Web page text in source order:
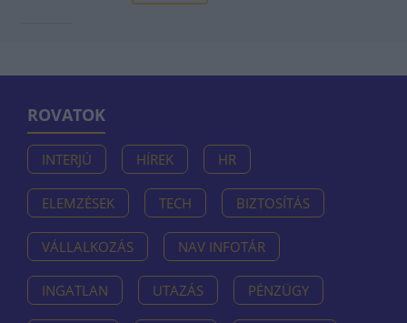
ROVATOK
INTERJÚ HÍREK HR
ELEMZÉSEK TECH BIZTOSÍTÁS
VÁLLALKOZÁS NAV INFOTÁR
INGATLAN UTAZÁS PÉNZÜGY